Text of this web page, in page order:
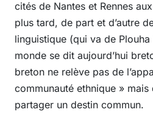
cités de Nantes et Rennes
plus tard, de part et d’autre
linguistique (qui va de
monde se dit aujourd’hui
breton ne relève pas de
communauté ethnique »
partager un destin commun.